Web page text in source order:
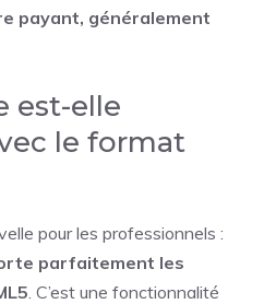
payant, généralement
est-elle
le format
pour les professionnels :
parfaitement les
. C’est une fonctionnalité